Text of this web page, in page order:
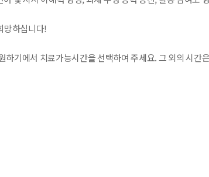
망하십니다!
하기에서 치료가능시간을 선택하여 주세요. 그 외의 시간